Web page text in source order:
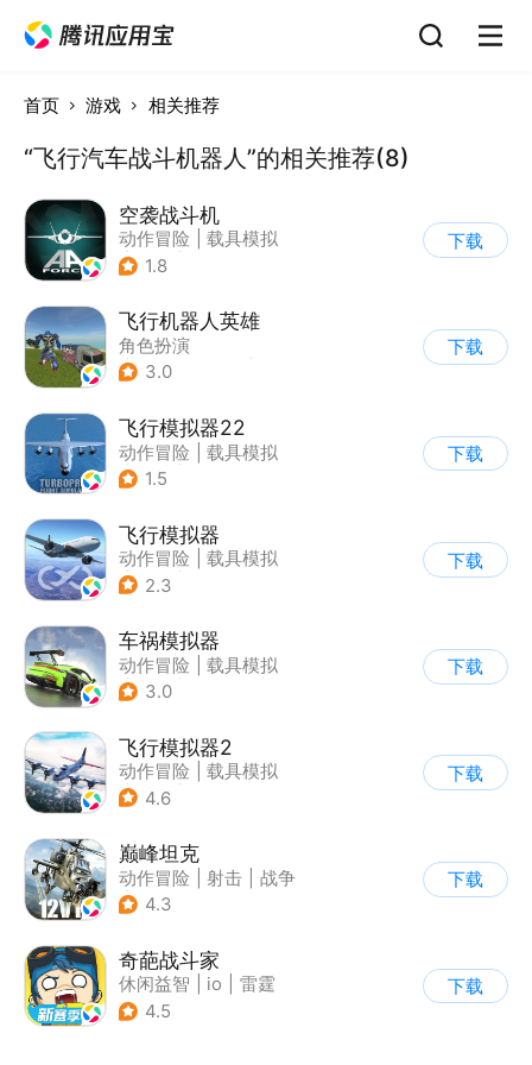
首页 游戏 相关推荐
“飞行汽车战斗机器人”的相关推荐(8)
空袭战斗机
动作冒险
载具模拟
| 飞机
1.8
下载
飞行机器人英雄
角色扮演
| 第三人称射击
3.0
下载
飞行模拟器22
动作冒险
载具模拟
| 飞机
1.5
下载
飞行模拟器
动作冒险
载具模拟
| 飞机
2.3
下载
车祸模拟器
动作冒险
载具模拟
| 汽车
3.0
下载
飞行模拟器2
动作冒险
载具模拟
| 飞机
4.6
下载
巅峰坦克
动作冒险 射击
战争
| 战术竞技
4.3
下载
奇葩战斗家
休闲益智 io
雷霆
4.5
下载